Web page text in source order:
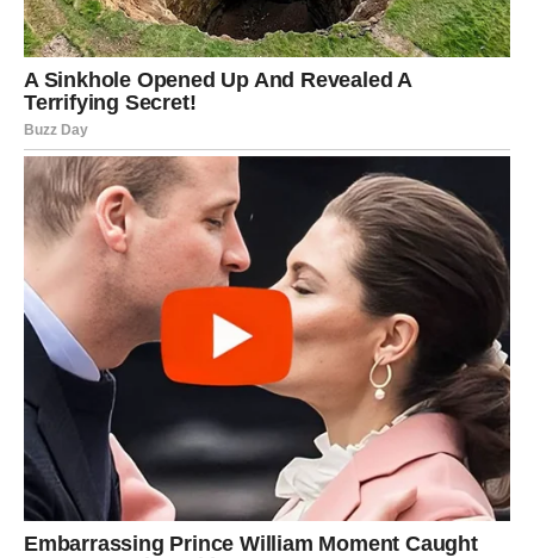
ako imate osjetljivu kožu ili imate zdravstvenih problema, prije
uporabe potražite savjet dermatologa.
Ovaj nježan, ali učinkovit lijek protiv starenja spaja najfinije
prirodne sastojke u prirodno rješenje za njegu kože.
Dosljednim pridržavanjem rutine možete doživjeti mekšu,
glatkiju i blistaviju kožu!
Budite zdravi i sjajni!